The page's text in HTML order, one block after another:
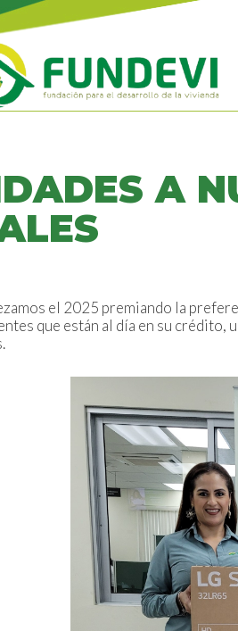
A
el 2025 premiando la
que están al día en su crédito,